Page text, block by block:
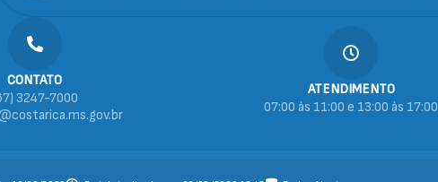
CONTATO
3247-7000
ATENDIMENTO
07:00 às 11:00 e 13:00 às 17:00